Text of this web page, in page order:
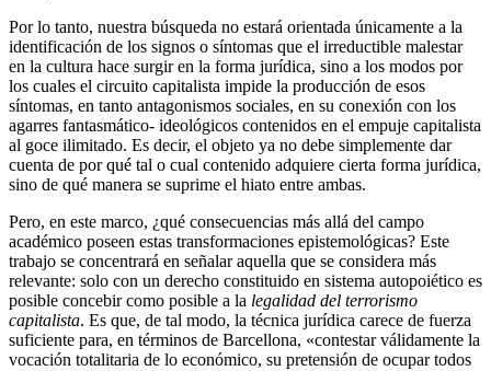
Por lo tanto, nuestra búsqueda no estará orientada únicamente a la
identificación de los signos o síntomas que el irreductible malestar
en la cultura hace surgir en la forma jurídica, sino a los modos por
los cuales el circuito capitalista impide la producción de esos
síntomas, en tanto antagonismos sociales, en su conexión con los
agarres fantasmático- ideológicos contenidos en el empuje capitalista
al goce ilimitado. Es decir, el objeto ya no debe simplemente dar
cuenta de por qué tal o cual contenido adquiere cierta forma jurídica,
sino de qué manera se suprime el hiato entre ambas.
Pero, en este marco, ¿qué consecuencias más allá del campo
académico poseen estas transformaciones epistemológicas? Este
trabajo se concentrará en señalar aquella que se considera más
relevante: solo con un derecho constituido en sistema autopoiético es
posible concebir como posible a la legalidad del terrorismo
capitalista. Es que, de tal modo, la técnica jurídica carece de fuerza
suficiente para, en términos de Barcellona, «contestar válidamente la
vocación totalitaria de lo económico, su pretensión de ocupar todos